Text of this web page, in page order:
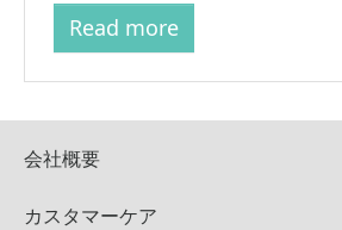
Read more
会社概要
カスタマーケア